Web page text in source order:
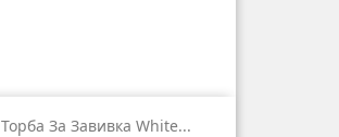
Торба За Завивка White...